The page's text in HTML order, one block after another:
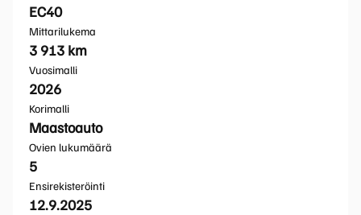
EC40
Mittarilukema
3 913 km
Vuosimalli
2026
Korimalli
Maastoauto
Ovien lukumäärä
5
Ensirekisteröinti
12.9.2025